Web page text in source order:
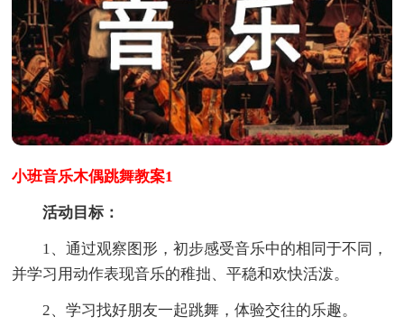
小班音乐木偶跳舞教案1
活动目标：
1、通过观察图形，初步感受音乐中的相同于不同，
并学习用动作表现音乐的稚拙、平稳和欢快活泼。
2、学习找好朋友一起跳舞，体验交往的乐趣。